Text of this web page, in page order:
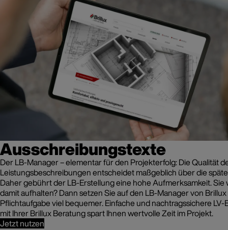
Ausschreibungstexte
Der LB-Manager – elementar für den Projekterfolg: Die Qualität
Leistungsbeschreibungen entscheidet maßgeblich über die
Daher gebührt der LB-Erstellung eine hohe Aufmerksamkeit.
damit aufhalten? Dann setzen Sie auf den LB-Manager von
Pflichtaufgabe viel bequemer. Einfache und nachtragssichere
mit Ihrer Brillux Beratung spart Ihnen wertvolle Zeit im Projekt.
Jetzt nutzen